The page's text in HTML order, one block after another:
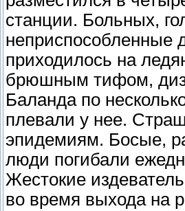
станции. Больных,
неприспособленные
приходилось на
брюшным тифом,
Баланда по
плевали у нее.
эпидемиям. Босые,
люди погибали
Жестокие
во время выхода на